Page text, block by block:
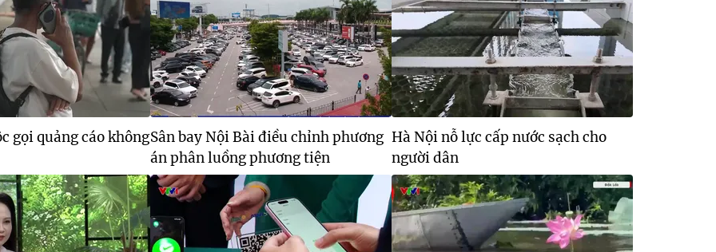
gọi quảng cáo khôngSân bay Nội Bài điều chỉnh phương
án phân luồng phương tiện
Hà Nội nỗ lực cấp nước sạch cho
người dân